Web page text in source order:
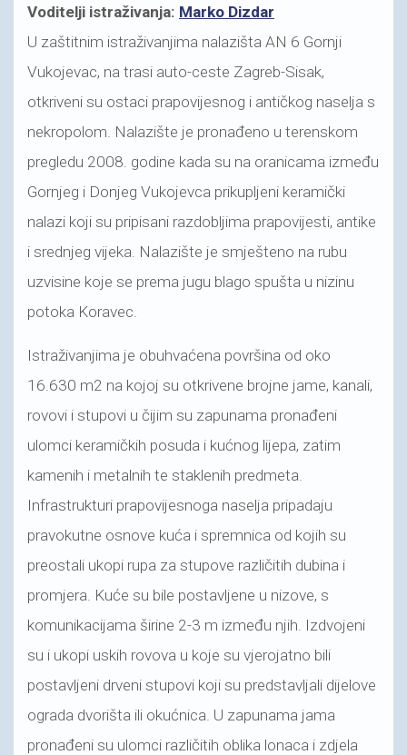
Voditelji istraživanja: Marko Dizdar
U zaštitnim istraživanjima nalazišta AN 6 Gornji
Vukojevac, na trasi auto-ceste Zagreb-Sisak,
otkriveni su ostaci prapovijesnog i antičkog naselja s
nekropolom. Nalazište je pronađeno u terenskom
pregledu 2008. godine kada su na oranicama između
Gornjeg i Donjeg Vukojevca prikupljeni keramički
nalazi koji su pripisani razdobljima prapovijesti, antike
i srednjeg vijeka. Nalazište je smješteno na rubu
uzvisine koje se prema jugu blago spušta u nizinu
potoka Koravec.
Istraživanjima je obuhvaćena površina od oko
16.630 m2 na kojoj su otkrivene brojne jame, kanali,
rovovi i stupovi u čijim su zapunama pronađeni
ulomci keramičkih posuda i kućnog lijepa, zatim
kamenih i metalnih te staklenih predmeta.
Infrastrukturi prapovijesnoga naselja pripadaju
pravokutne osnove kuća i spremnica od kojih su
preostali ukopi rupa za stupove različitih dubina i
promjera. Kuće su bile postavljene u nizove, s
komunikacijama širine 2-3 m između njih. Izdvojeni
su i ukopi uskih rovova u koje su vjerojatno bili
postavljeni drveni stupovi koji su predstavljali dijelove
ograda dvorišta ili okućnica. U zapunama jama
pronađeni su ulomci različitih oblika lonaca i zdjela